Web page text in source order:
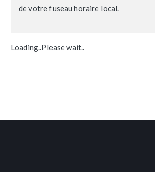
de votre fuseau horaire local.
Loading..Please wait..